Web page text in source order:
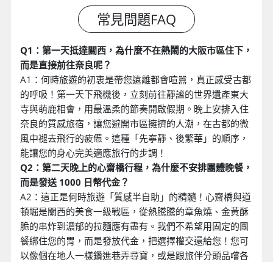
Q1：第一天抵達關西，為什麼不在熱鬧的大阪市區住下，
而是直接前往奈良呢？
A1：何時旅遊的初衷是帶您遠離都會喧囂，真正感受古都
的呼吸！第一天下飛機後，立刻前往靜謐的世界遺產東大
寺與萌鹿相會，用最溫柔的節奏開啟假期。晚上安排入住
奈良的質感旅宿，讓您避開市區擁擠的人潮，在古都的微
風中褪去飛行的疲憊。這種「先寧靜、後繁華」的順序，
能讓您的身心完美適應旅行的步調！
Q2：第二天晚上的心齋橋行程，為什麼不安排團體晚餐，
而是發送 1000 日幣代金？
A2：這正是何時旅遊「質感半自助」的精髓！心齋橋與道
頓堀是關西的美食一級戰區，從熱騰騰的章魚燒、金黃酥
脆的串炸到濃郁的拉麵應有盡有。我們不希望用固定的團
餐綁住您的胃，而是發放代金，把選擇權交還給您！您可
以像個在地人一樣鑽進巷弄尋寶，或是跟旅伴分頭品嚐各